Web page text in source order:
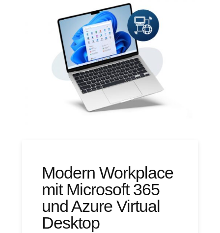
Modern Workplace
mit Microsoft 365
und Azure Virtual
Desktop